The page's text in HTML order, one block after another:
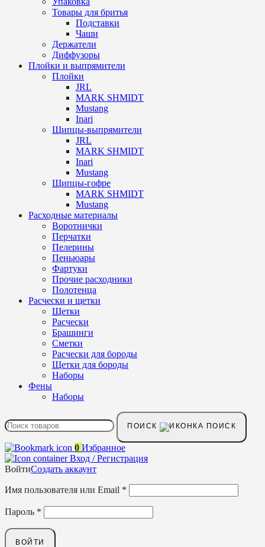
Товары для бритья
Подставки
Чаши
Держатели
Диффузоры
Плойки и выпрямители
Плойки
JRL
MARK SHMIDT
Mustang
Inari
Щипцы-выпрямители
JRL
MARK SHMIDT
Inari
Mustang
Щипцы-гофре
MARK SHMIDT
Mustang
Расходные материалы
Воротнички
Перчатки
Пелерины
Пеньюары
Фартуки
Прочие расходники
Полотенца
Расчески и щетки
Щетки
Расчески
Брашинги
Сметки
Расчески для бороды
Щетки для бороды
Наборы
Фены
Наборы
ПОИСК
0 Избранное
Вход / Регистрация
ВойтиСоздать аккаунт
Имя пользователя или Email *
Пароль *
ВОЙТИ